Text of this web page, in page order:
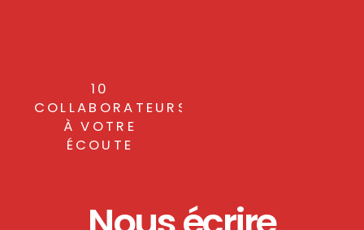
10
COLLABORATEURS
À VOTRE
ÉCOUTE